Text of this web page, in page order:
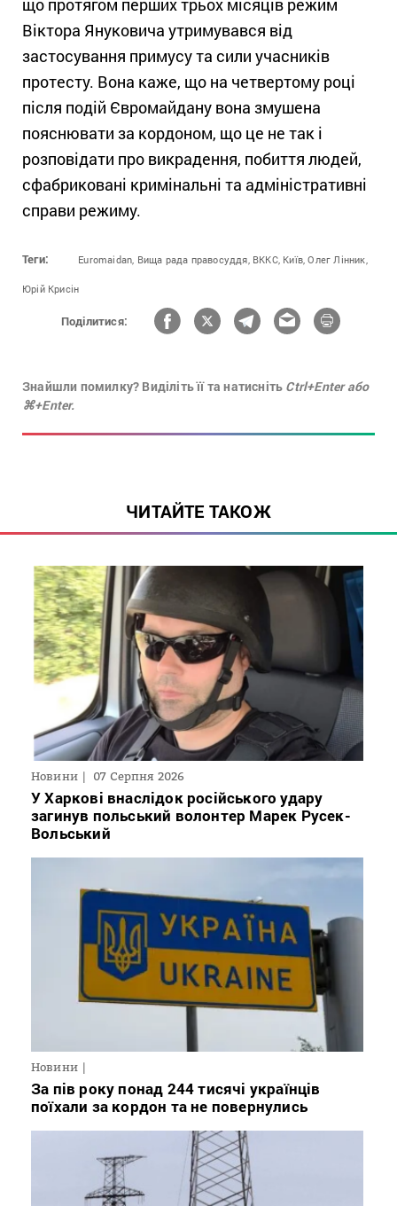
що протягом перших трьох місяців режим
Віктора Януковича утримувався від
застосування примусу та сили учасників
протесту. Вона каже, що на четвертому році
після подій Євромайдану вона змушена
пояснювати за кордоном, що це не так і
розповідати про викрадення, побиття людей,
сфабриковані кримінальні та адміністративні
справи режиму.
Теги: Euromaidan, Вища рада правосуддя, ВККС, Київ, Олег Лінник,
Юрій Крисін
Поділитися:
Знайшли помилку? Виділіть її та натисніть Ctrl+Enter або
⌘+Enter.
ЧИТАЙТЕ ТАКОЖ
Новини 07 Серпня 2026
У Харкові внаслідок російського удару
загинув польський волонтер Марек Русек-
Вольський
Новини
За пів року понад 244 тисячі українців
поїхали за кордон та не повернулись